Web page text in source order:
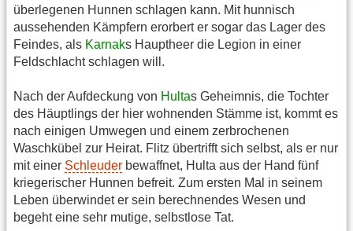
überlegenen Hunnen schlagen kann. Mit hunnisch
aussehenden Kämpfern erorbert er sogar das Lager des
Feindes, als Karnaks Hauptheer die Legion in einer
Feldschlacht schlagen will.
Nach der Aufdeckung von Hultas Geheimnis, die Tochter
des Häuptlings der hier wohnenden Stämme ist, kommt es
nach einigen Umwegen und einem zerbrochenen
Waschkübel zur Heirat. Flitz übertrifft sich selbst, als er nur
mit einer Schleuder bewaffnet, Hulta aus der Hand fünf
kriegerischer Hunnen befreit. Zum ersten Mal in seinem
Leben überwindet er sein berechnendes Wesen und
begeht eine sehr mutige, selbstlose Tat.